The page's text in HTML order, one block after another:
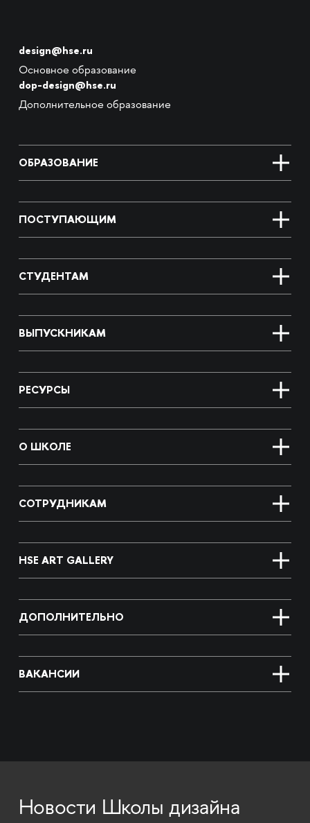
design@hse.ru
Основное образование
dop-design@hse.ru
Дополнительное образование
ОБРАЗОВАНИЕ
ПОСТУПАЮЩИМ
СТУДЕНТАМ
ВЫПУСКНИКАМ
РЕСУРСЫ
О ШКОЛЕ
СОТРУДНИКАМ
HSE ART GALLERY
ДОПОЛНИТЕЛЬНО
ВАКАНСИИ
Новости Школы дизайна